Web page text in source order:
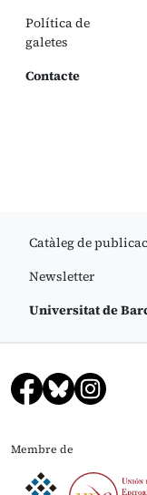
Política de
galetes
Contacte
Catàleg de
Newsletter
Universitat de
Membre de